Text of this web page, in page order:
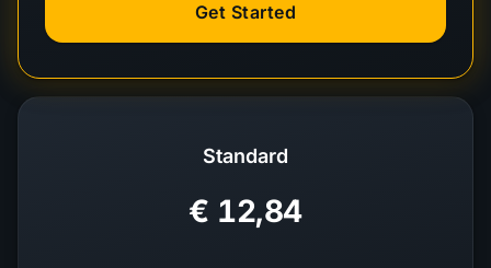
Standard
€ 12,84
Get Started